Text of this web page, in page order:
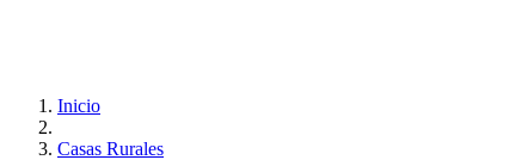
Inicio
Casas Rurales